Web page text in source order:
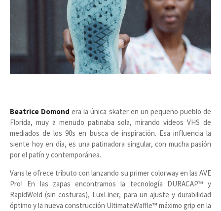
Beatrice Domond era la única skater en un pequeño pueblo de
Florida, muy a menudo patinaba sola, mirando videos VHS de
mediados de los 90s en busca de inspiración. Esa influencia la
siente hoy en día, es una patinadora singular, con mucha pasión
por el patín y contemporánea.
Vans le ofrece tributo con lanzando su primer colorway en las AVE
Pro! En las zapas encontramos la tecnología DURACAP™ y
RapidWeld (sin costuras), LuxLiner, para un ajuste y durabilidad
óptimo y la nueva construcción UltimateWaffle™ máximo grip en la